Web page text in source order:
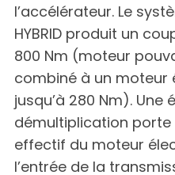
l’accélérateur. Le
HYBRID produit un
800 Nm (moteur
combiné à un moteur
jusqu’à 280 Nm). Une
démultiplication
effectif du moteur
l’entrée de la